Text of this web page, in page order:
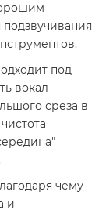
под
вокал
среза в
чему
и